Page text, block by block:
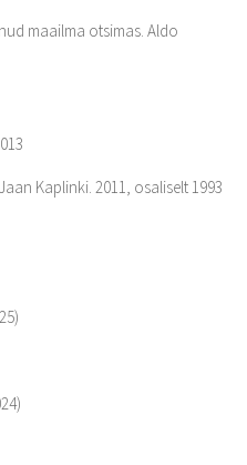
maailma otsimas. Aldo
Kaplinki. 2011, osaliselt 1993